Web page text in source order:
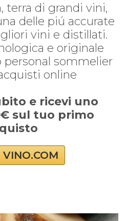
terra di grandi vini,
delle piú accurate
vini e distillati.
e originale
personal sommelier
online
e ricevi uno
sul tuo primo
VINO.COM